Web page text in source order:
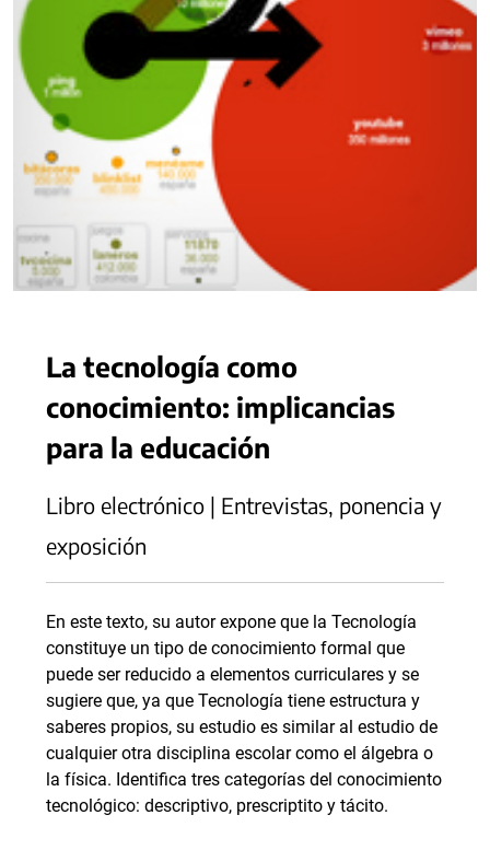
La tecnología como
conocimiento: implicancias
para la educación
Libro electrónico | Entrevistas, ponencia y
exposición
En este texto, su autor expone que la Tecnología
constituye un tipo de conocimiento formal que
puede ser reducido a elementos curriculares y se
sugiere que, ya que Tecnología tiene estructura y
saberes propios, su estudio es similar al estudio de
cualquier otra disciplina escolar como el álgebra o
la física. Identifica tres categorías del conocimiento
tecnológico: descriptivo, prescriptito y tácito.